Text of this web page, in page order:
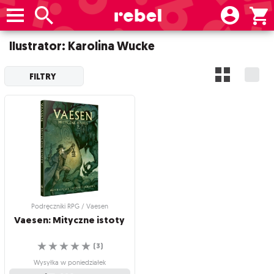
Ilustrator: Karolina Wucke
FILTRY
Podręczniki RPG / Vaesen
Vaesen:Mityczne istoty
☆
☆
☆
☆
☆ (3)
Wysyłka w poniedziałek